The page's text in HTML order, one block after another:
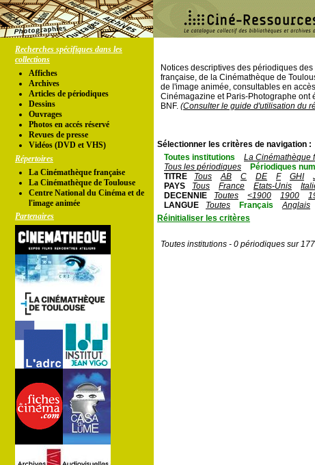
Recherches spécifiques dans les
collections
Affiches
Archives
Articles de périodiques
Dessins
Ouvrages
Photos en accés réservé
Revues de presse
Vidéos (DVD et VHS)
Répertoires
La Cinémathèque française
La Cinémathèque de Toulouse
Centre National du Cinéma et de
l'image animée
Partenaires
Notices descriptives des périodiques
française, de la Cinémathèque de
de l'image animée, consultables en
Cinémagazine et Paris-Photographe ont
BNF. (Consulter le guide d'utilisation du
Sélectionner les critères de navigation :
Toutes institutions
La Cinémathèque
Tous les périodiques
Périodiques
TITRE
Tous AB C DE F GHI
PAYS
Tous France Etats-Unis
DECENNIE
Toutes <1900 1900
LANGUE
Toutes Français Anglais
Réinitialiser les critères
Toutes institutions - 0 périodiques sur